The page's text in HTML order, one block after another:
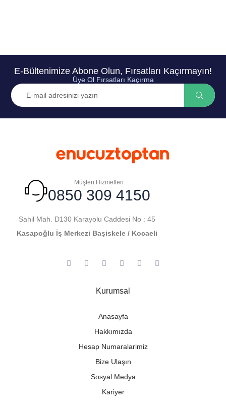
E-Bültenimize Abone Olun, Fırsatları Kaçırmayın!
Üye Ol Fırsatları Kaçırma
Müşteri Hizmetleri
0850 309 4150
Sahil Mah. D130 Karayolu Caddesi No : 45
Kasapoğlu İş Merkezi Başiskele / Kocaeli
Kurumsal
Anasayfa
Hakkımızda
Hesap Numaralarimiz
Bize Ulaşın
Sosyal Medya
Kariyer